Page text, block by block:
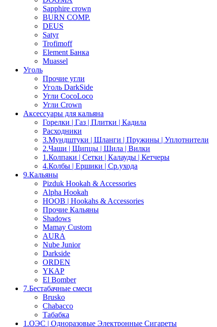
Sapphire crown
BURN COMP.
DEUS
Satyr
Trofimoff
Element Банка
Muassel
Уголь
Прочие угли
Уголь DarkSide
Угли CocoLoco
Угли Crown
Аксессуары для кальяна
Горелки | Газ | Плитки | Кадила
Расходники
3.Мундштуки | Шланги | Пружины | Уплотнители
2.Чаши | Щипцы | Шила | Вилки
1.Колпаки | Сетки | Калауды | Кетчеры
4.Колбы | Ершики | Cр.ухода
9.Кальяны
Pizduk Hookah & Accessories
Alpha Hookah
HOOB | Hookahs & Accessories
Прочие Кальяны
Shadows
Mamay Custom
AURA
Nube Junior
Darkside
ORDEN
YKAP
El Bomber
7.Бестабачные смеси
Brusko
Chabacco
Табабка
1.OЭС | Одноразовые Электронные Сигареты